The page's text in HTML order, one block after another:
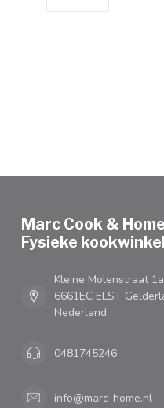
Marc Cook &
Fysieke kookwinkel
Kleine Molenstraat 1a
6661EC ELST
Nederland
0481745246
info@marc-home.nl